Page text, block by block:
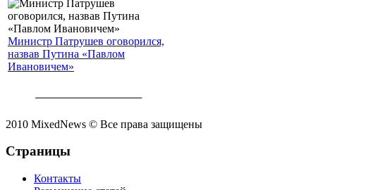
Министр Патрушев оговорился,
назвав Путина «Павлом
Ивановичем»
2010 MixedNews © Все права защищены
Страницы
Контакты